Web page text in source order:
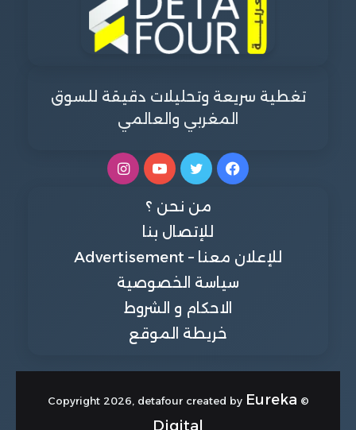
تغطية سريعة وتحليلات دقيقة للسوق
المغربي والعالمي
فيسبوكتويتر يوتيوبانستقرام
من نحن ؟
للإتصال بنا
للإعلان معنا – Advertisement
سياسة الخصوصية
الاحكام و الشروط
خريطة الموقع
© Copyright 2026, detafour created by
Eureka
Digital